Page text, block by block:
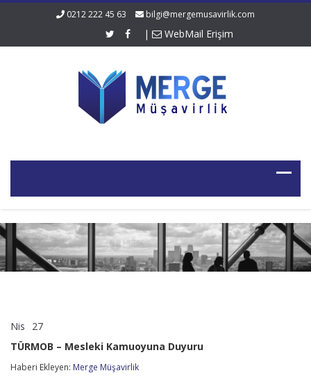
0212 222 45 63 bilgi@mergemusavirlik.com
| WebMail Erişim
Nis 27
Mesleki
Kamuoyuna
Duyuru
TÜRMOB – Mesleki Kamuoyuna Duyuru
Haberi Ekleyen: Merge Müşavirlik